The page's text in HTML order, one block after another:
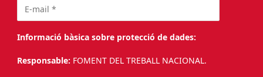
Informació bàsica sobre protecció de dades:
Responsable: FOMENT DEL TREBALL NACIONAL.